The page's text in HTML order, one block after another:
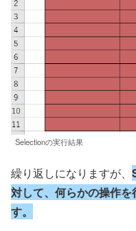
Selectionの実行結果
繰り返しになりますが、
対して、何らかの操作
す。